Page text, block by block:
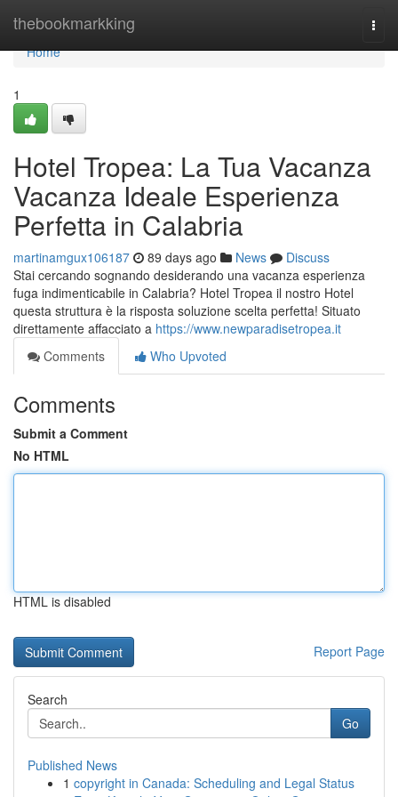
thebookmarkking
Home
Home
1
Hotel Tropea: La Tua Vacanza
Vacanza Ideale Esperienza
Perfetta in Calabria
martinamgux106187 89 days ago News
Discuss
Stai cercando sognando desiderando una vacanza esperienza
fuga indimenticabile in Calabria? Hotel Tropea il nostro Hotel
questa struttura è la risposta soluzione scelta perfetta! Situato
direttamente affacciato a https://www.newparadisetropea.it
Comments
Who Upvoted
Comments
Submit a Comment
No HTML
HTML is disabled
Report Page
Search
Go
Published News
1 copyright in Canada: Scheduling and Legal Status